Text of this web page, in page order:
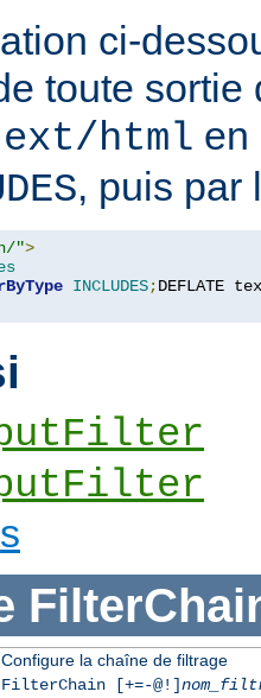
ci-
toute sortie
html en
, puis par
">
INCLUDES;DEFLATE
Configure la chaîne de filtrage
FilterChain [+=-@!]